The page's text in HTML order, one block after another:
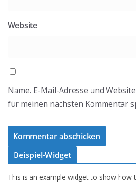
Website
Name, E-Mail-Adresse und
für meinen nächsten Kommentar
Beispiel-Widget
This is an example widget to show how